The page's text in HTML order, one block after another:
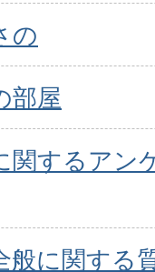
の
部屋
関するアン
般に関する